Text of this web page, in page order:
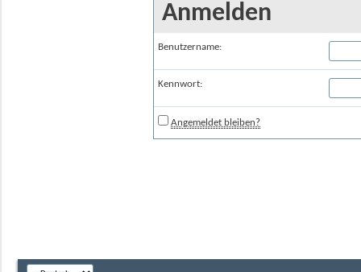
Anmelden
Benutzername:
Kennwort:
Angemeldet bleiben?